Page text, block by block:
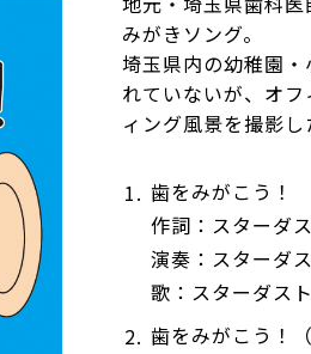
みがきソング。
埼玉県内の幼稚園
れていないが、オ
ィング風景を撮影し
歯をみがこう！
作詞：スターダ
演奏：スターダ
歌：スターダス
歯をみがこう！